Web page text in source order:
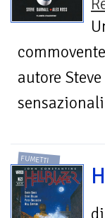
autore
FUMETTI